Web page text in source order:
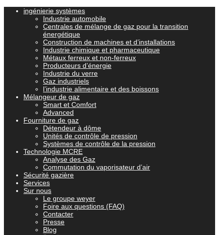
ingénierie systèmes
Industrie automobile
Centrales de mélange de gaz pour la transition
énergétique
Construction de machines et d’installations
Industrie chimique et pharmaceutique
Métaux ferreux et non-ferreux
Producteurs d’énergie
Industrie du verre
Gaz industriels
l’industrie alimentaire et des boissons
Mélangeur de gaz
Smart et Comfort
Advanced
Fourniture de gaz
Détendeur à dôme
Unités de contrôle de pression
Systèmes de contrôle de la pression
Technologie MCRE
Analyse des Gaz
Commutation du vaporisateur d’air
Sécurité gazière
Services
Sur nous
Le groupe weyer
Foire aux questions (FAQ)
Contacter
Presse
Blog